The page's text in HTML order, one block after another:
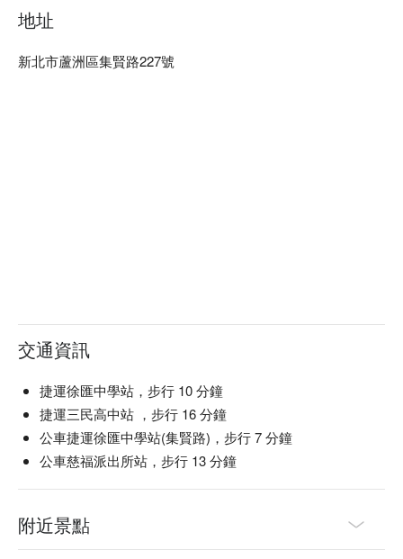
松阪豬烏骨雞鍋這些精選料理，成為了提升聚會或用餐體驗的
完美催化劑。每道菜品都為這份溫馨的用餐時光增添了獨特的
【牛雞雙拼】牛肉雞肉雙重美味，口感豐富
【三牛炙燒饗宴】牛肉多汁，炙燒香氣撲鼻
【雪花牛肉鍋】牛肉細緻，湯頭濃郁溫暖
【和牛雙響鍋】和牛柔嫩，雙重口感豐富
🥤 特色飲品
【決明子麥茶】香醇順滑，帶有溫暖的烘焙香氣
地址
新北市蘆洲區集賢路227號
交通資訊
捷運徐匯中學站，步行 10 分鐘
捷運三民高中站 ，步行 16 分鐘
公車捷運徐匯中學站(集賢路)，步行 7 分鐘
公車慈福派出所站，步行 13 分鐘
附近景點